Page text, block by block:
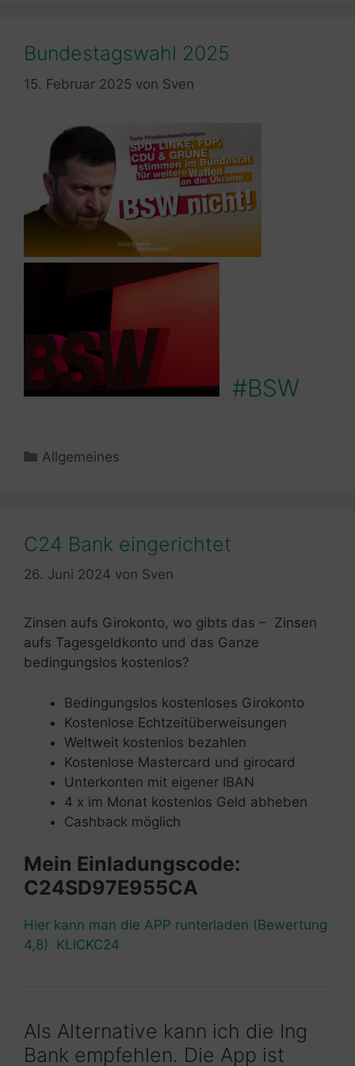
Bundestagswahl 2025
15. Februar 2025 von Sven
#BSW
Kategorien
Allgemeines
C24 Bank eingerichtet
26. Juni 2024 von Sven
Zinsen aufs Girokonto, wo gibts das – Zinsen
aufs Tagesgeldkonto und das Ganze
bedingungslos kostenlos?
Bedingungslos kostenloses Girokonto
Kostenlose Echtzeitüberweisungen
Weltweit kostenlos bezahlen
Kostenlose Mastercard und girocard
Unterkonten mit eigener IBAN
4 x im Monat kostenlos Geld abheben
Cashback möglich
Mein Einladungscode:
C24SD97E955CA
Hier kann man die APP runterladen (Bewertung
4,8) KLICKC24
Als Alternative kann ich die Ing
Bank empfehlen. Die App ist